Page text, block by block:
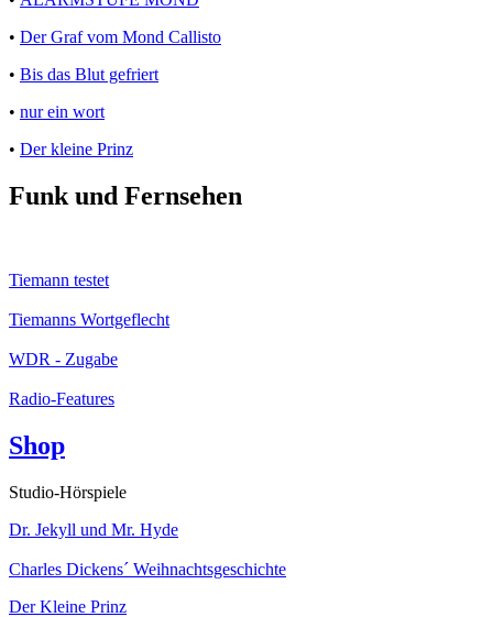
• Der Graf vom Mond Callisto
• Bis das Blut gefriert
• nur ein wort
• Der kleine Prinz
Funk und Fernsehen
Tiemann testet
Tiemanns Wortgeflecht
WDR - Zugabe
Radio-Features
Shop
Studio-Hörspiele
Dr. Jekyll und Mr. Hyde
Charles Dickens´ Weihnachtsgeschichte
Der Kleine Prinz